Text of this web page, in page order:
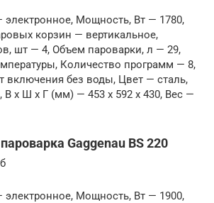
электронное, Мощность, Вт — 1780,
корзин — вертикальное,
шт — 4, Объем пароварки, л — 29,
Количество программ — 8,
включения без воды, Цвет — сталь,
В x Ш x Г (мм) — 453 x 592 x 430, Вес —
Gaggenau BS 220
электронное, Мощность, Вт — 1900,